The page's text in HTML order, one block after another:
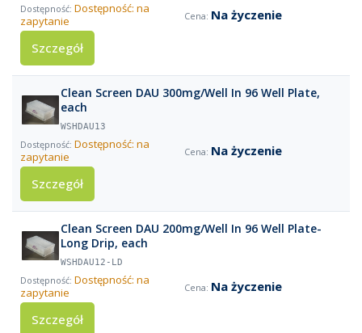
Dostępność: na
zapytanie
Na życzenie
Szczegół
Clean Screen DAU 300mg/Well In 96 Well Plate,
each
WSHDAU13
Dostępność: na
zapytanie
Na życzenie
Szczegół
Clean Screen DAU 200mg/Well In 96 Well Plate-
Long Drip, each
WSHDAU12-LD
Dostępność: na
zapytanie
Na życzenie
Szczegół